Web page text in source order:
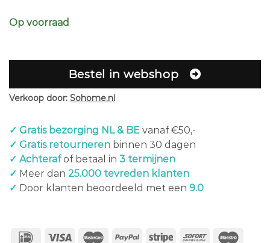
Op voorraad
Bestel in webshop
Verkoop door: Sohome.nl
✓ Gratis bezorging NL & BE vanaf €50,-
✓ Gratis retourneren binnen 30 dagen
✓ Achterafof betaal in 3 termijnen
✓ Meer dan 25.000 tevreden klanten
✓ Door klanten beoordeeld met een 9.0